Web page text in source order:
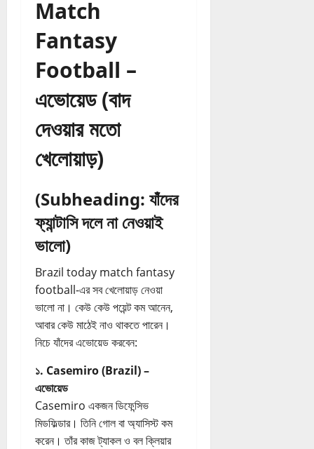
Match
Fantasy
Football –
এভোয়েড (বাদ
দেওয়ার মতো
খেলোয়াড়)
(Subheading: যাঁদের
ফ্যান্টাসি দলে না নেওয়াই
ভালো)
Brazil today match fantasy
football-এর সব খেলোয়াড় নেওয়া
ভালো না। কেউ কেউ পয়েন্ট কম আনেন,
আবার কেউ মাঠেই নাও থাকতে পারেন।
নিচে যাঁদের এভোয়েড করবেন:
১. Casemiro (Brazil) –
এভোয়েড
Casemiro একজন ডিফেন্সিভ
মিডফিল্ডার। তিনি গোল বা অ্যাসিস্ট কম
করেন। তাঁর কাজ ট্যাকল ও বল ক্লিয়ার